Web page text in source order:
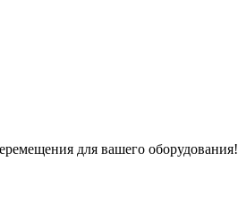
для вашего оборудования!